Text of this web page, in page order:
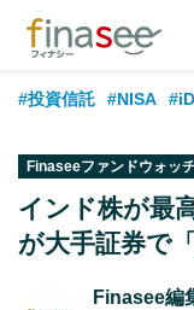
#投資信託 #NISA
#ランキング #日本株
#フィナンシャル・ウ
#データ・調査
Finaseeファンドウォッ
インド株が最
が大手証券で
Finasee編